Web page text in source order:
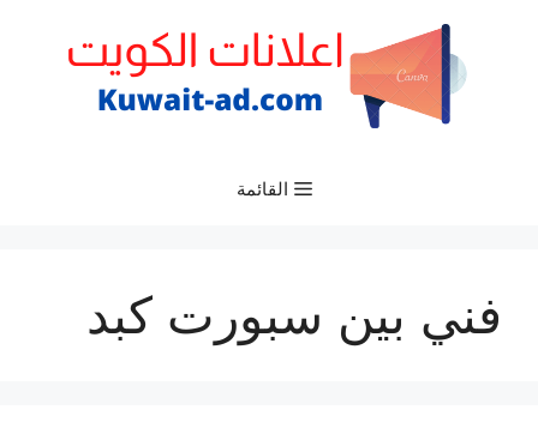
القائمة
فني بين سبورت كبد